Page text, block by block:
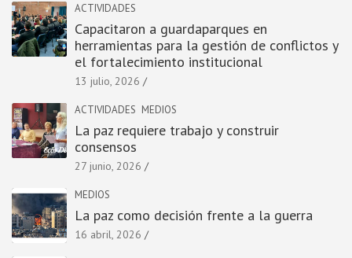
ACTIVIDADES
Capacitaron a guardaparques en
herramientas para la gestión de conflictos y
el fortalecimiento institucional
13 julio, 2026
ACTIVIDADES MEDIOS
La paz requiere trabajo y construir
consensos
27 junio, 2026
MEDIOS
La paz como decisión frente a la guerra
16 abril, 2026